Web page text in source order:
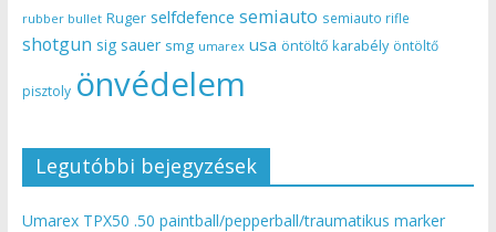
rubber bullet Ruger selfdefence semiauto semiauto rifle
shotgun sig sauer smg umarex usa öntöltő karabély öntöltő
pisztoly önvédelem
Legutóbbi bejegyzések
Umarex TPX50 .50 paintball/pepperball/traumatikus marker